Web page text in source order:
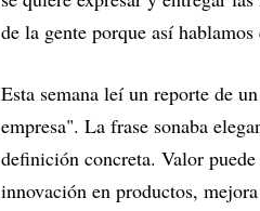
de la gente porque así
Esta semana leí un reporte de
empresa". La frase sonaba
definición concreta. Valor
innovación en productos,